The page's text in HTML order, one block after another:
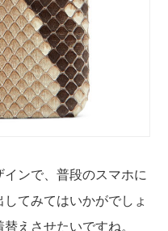
ンで、普段のスマホに
てみてはいかがでしょ
えさせたいですね。